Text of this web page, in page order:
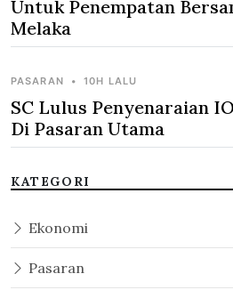
Untuk Penempatan
Melaka
PASARAN • 10H LALU
SC Lulus Penyenaraian
Di Pasaran Utama
KATEGORI
Ekonomi
Pasaran